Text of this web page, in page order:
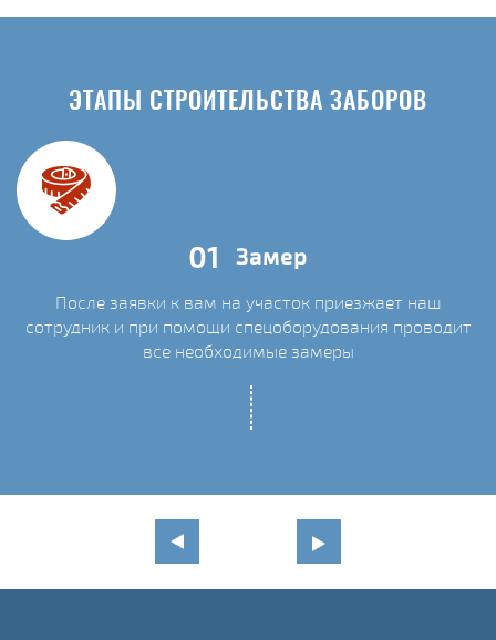
ЭТАПЫ СТРОИТЕЛЬСТВА ЗАБОРОВ
01 Замер
После заявки к вам на участок приезжает наш
сотрудник и при помощи спецоборудования проводит
все необходимые замеры